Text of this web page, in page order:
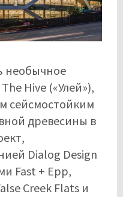
необычное
Hive («Улей»),
сейсмостойким
древесины в
Dialog Design
Fast + Epp,
Creek Flats и